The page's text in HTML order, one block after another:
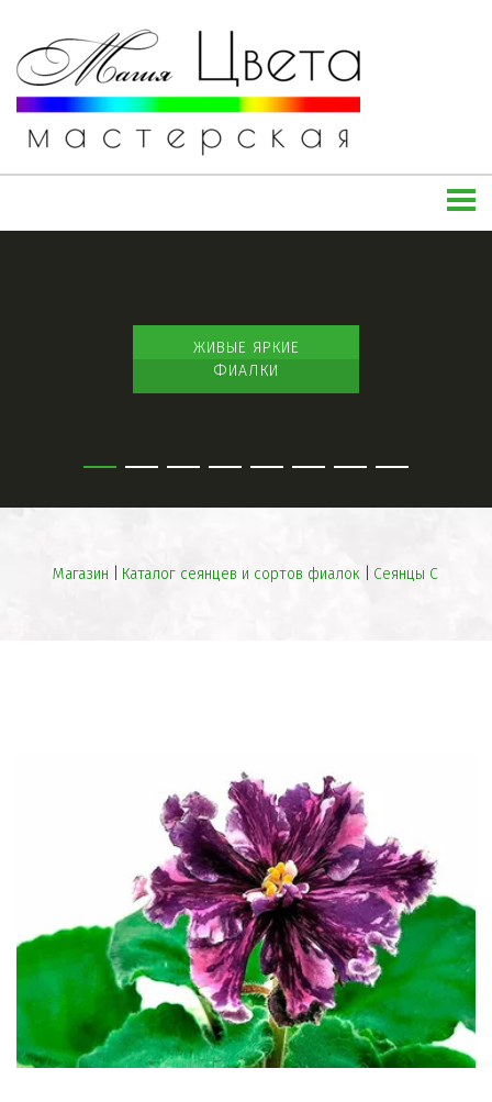
ЖИВЫЕ ЯРКИЕ
ФИАЛКИ
Магазин Каталог сеянцев и сортов фиалок | Сеянцы С